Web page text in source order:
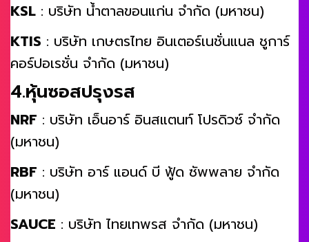
KSL : บริษัท น้ำตาลขอนแก่น จำกัด (มหาชน)
KTIS : บริษัท เกษตรไทย อินเตอร์เนชั่นแนล ชูการ์
คอร์ปอเรชั่น จำกัด (มหาชน)
4.หุ้นซอสปรุงรส
NRF : บริษัท เอ็นอาร์ อินสแตนท์ โปรดิวซ์ จำกัด
(มหาชน)
RBF : บริษัท อาร์ แอนด์ บี ฟู้ด ซัพพลาย จำกัด
(มหาชน)
SAUCE : บริษัท ไทยเทพรส จำกัด (มหาชน)